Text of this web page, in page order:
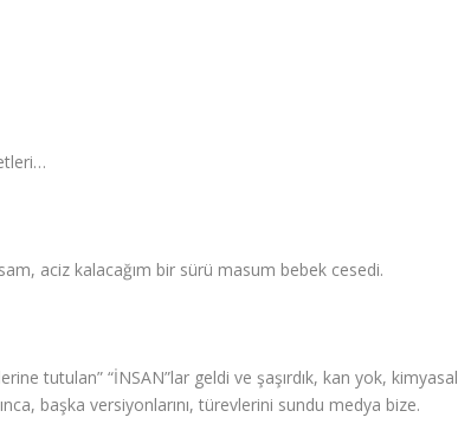
aciz kalacağım bir sürü masum bebek cesedi.
tutulan” “İNSAN”lar geldi ve şaşırdık, kan yok, kimyasal
başka versiyonlarını, türevlerini sundu medya bize.